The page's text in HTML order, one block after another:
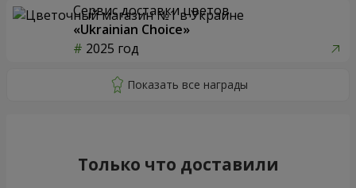
Сервис доставки цветов
«Ukrainian Choice»
2025 год
Только что доставили